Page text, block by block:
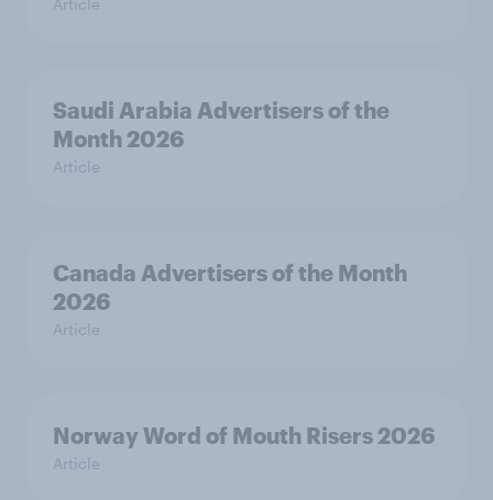
Saudi Arabia Advertisers of the
Month 2026
Article
Canada Advertisers of the Month
2026
Article
Norway Word of Mouth Risers 2026
Article